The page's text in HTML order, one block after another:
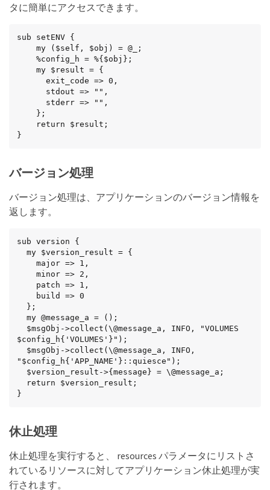
タに簡単にアクセスできます。
sub setENV {
}
バージョン処理
バージョン処理は、アプリケーションのバージョン情報を
返します。
sub version {
$config_h{'VOLUMES'}");
"$config_h{'APP_NAME'}::quiesce");
}
休止処理
休止処理を実行すると、 resources パラメータにリストさ
れているリソースに対してアプリケーション休止処理が実
行されます。